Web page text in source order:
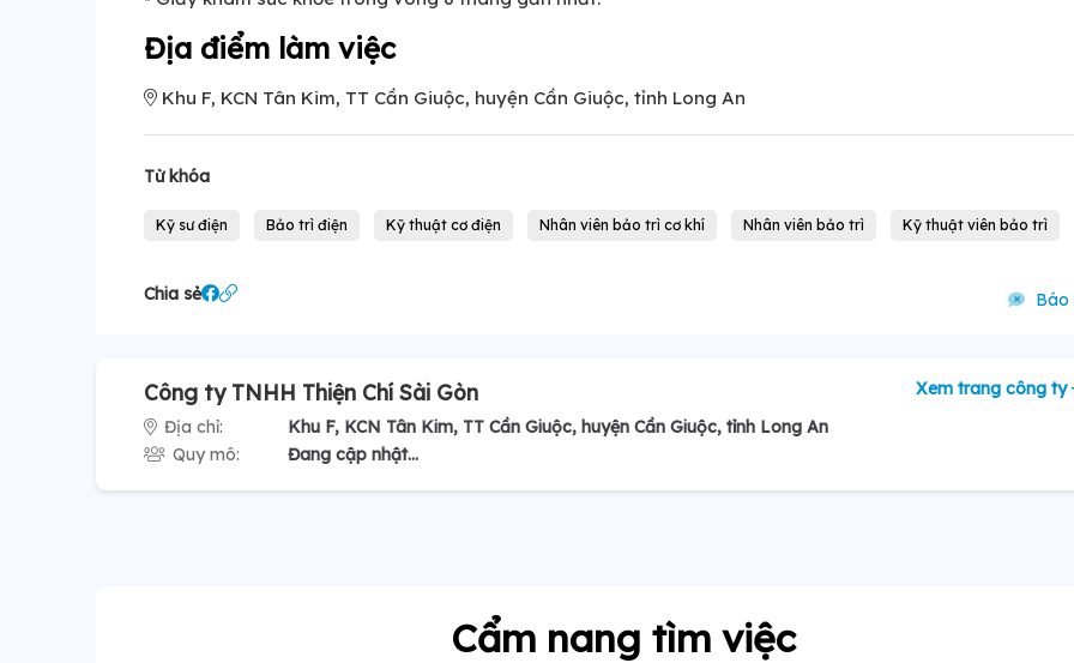
Địa điểm làm việc
Khu F, KCN Tân Kim, TT Cần Giuộc, huyện Cần Giuộc, tỉnh Long An
Từ khóa
Kỹ sư điện Bảo trì điện Kỹ thuật cơ điện Nhân viên bảo trì cơ khí Nhân viên bảo trì Kỹ thuật viên bảo trì
Chia sẻ Báo
Công ty TNHH Thiện Chí Sài Gòn
Địa chỉ:
Khu F, KCN Tân Kim, TT Cần Giuộc, huyện Cần Giuộc, tỉnh Long An
Quy mô:
Đang cập nhật...
Xem trang công ty
Cẩm nang tìm việc